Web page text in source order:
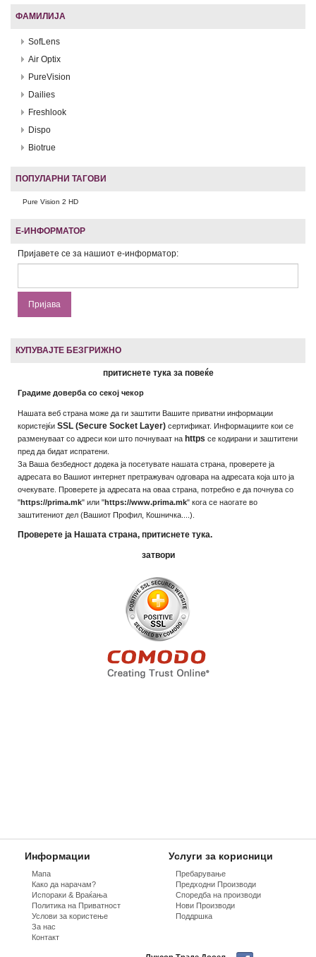
ФАМИЛИЈА
SofLens
Air Optix
PureVision
Dailies
Freshlook
Dispo
Biotrue
ПОПУЛАРНИ ТАГОВИ
Pure Vision 2 HD
Е-ИНФОРМАТОР
Пријавете се за нашиот е-информатор:
КУПУВАЈТЕ БЕЗГРИЖНО
притиснете тука за повеќе
Градиме доверба со секој чекор
Нашата веб страна може да ги заштити Вашите приватни информации
користејќи SSL (Secure Socket Layer) сертификат. Информациите кои се
разменуваат со адреси кои што почнуваат на https се кодирани и заштитени
пред да бидат испратени.
За Ваша безбедност додека ја посетувате нашата страна, проверете ја
адресата во Вашиот интернет претражувач одговара на адресата која што ја
очекувате. Проверете ја адресата на оваа страна, потребно е да почнува со
"https://prima.mk" или "https://www.prima.mk" кога се наогате во
заштитениот дел (Вашиот Профил, Кошничка....).
Проверете ја Нашата страна, притиснете тука.
затвори
Информации
Мапа
Како да нарачам?
Испораки & Враќања
Политика на Приватност
Услови за користење
За нас
Контакт
Услуги за корисници
Пребарување
Предходни Производи
Споредба на производи
Нови Производи
Поддршка